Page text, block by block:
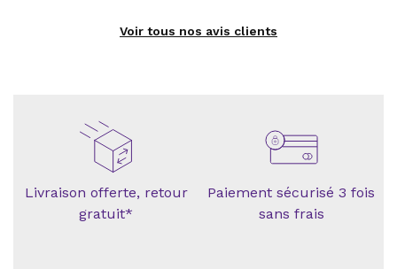
Voir tous nos avis clients
Livraison offerte, retour
gratuit*
Paiement sécurisé 3 fois
sans frais